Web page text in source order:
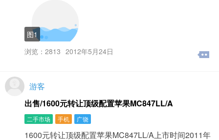
图1
浏览：2813 2012年5月24日
游客
出售/1600元转让顶级配置苹果MC847LL/A
二手市场 手机 广饶
1600元转让顶级配置苹果MC847LL/A上市时间2011年